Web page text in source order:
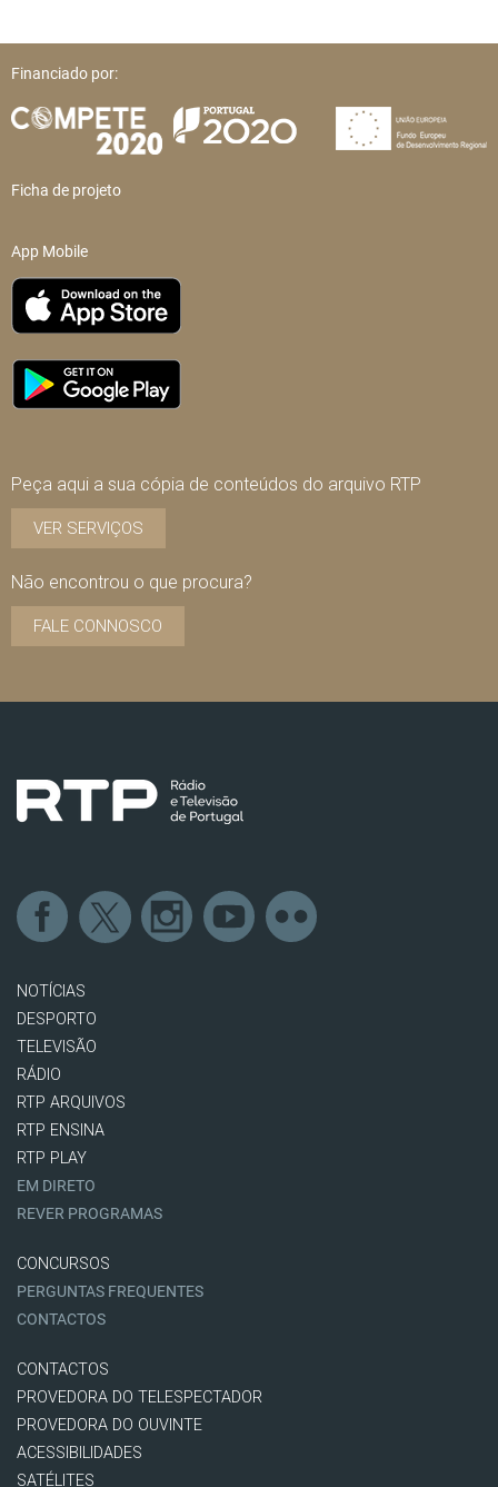
Financiado por:
Ficha de projeto
App Mobile
Peça aqui a sua cópia de conteúdos do arquivo RTP
VER SERVIÇOS
Não encontrou o que procura?
FALE CONNOSCO
NOTÍCIAS
DESPORTO
TELEVISÃO
RÁDIO
RTP ARQUIVOS
RTP ENSINA
RTP PLAY
EM DIRETO
REVER PROGRAMAS
CONCURSOS
PERGUNTAS FREQUENTES
CONTACTOS
CONTACTOS
PROVEDORA DO TELESPECTADOR
PROVEDORA DO OUVINTE
ACESSIBILIDADES
SATÉLITES